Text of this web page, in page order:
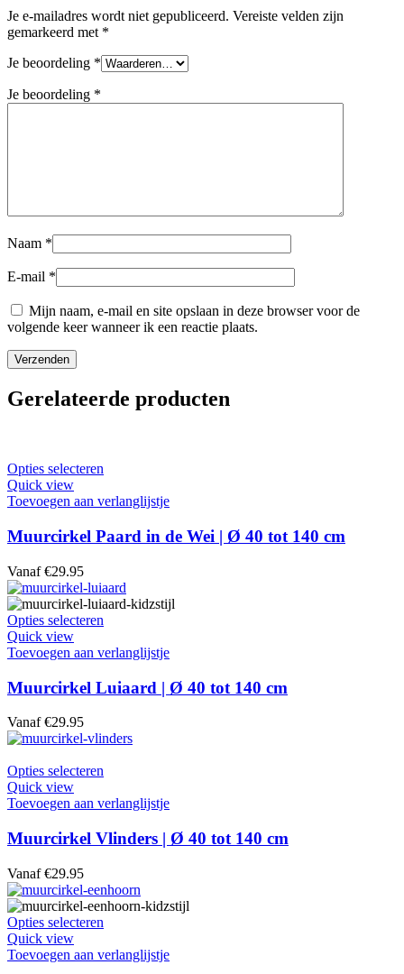
Je e-mailadres wordt niet gepubliceerd. Vereiste velden zijn
gemarkeerd met *
Je beoordeling *
Je beoordeling *
Naam *
E-mail *
Mijn naam, e-mail en site opslaan in deze browser voor de
volgende keer wanneer ik een reactie plaats.
Gerelateerde producten
Opties selecteren
heeft
variaties.
Deze
kan
gekozen
worden
op
de
productpagina
Quick view
Toevoegen aan verlanglijstje
Muurcirkel Paard in de Wei | Ø 40 tot 140 cm
Vanaf €29.95
Opties selecteren
heeft
variaties.
Deze
kan
gekozen
op
de
productpagina
Quick view
Toevoegen aan verlanglijstje
Muurcirkel Luiaard | Ø 40 tot 140 cm
Vanaf €29.95
Opties selecteren
heeft
variaties.
Deze
kan
gekozen
worden
op
de
productpagina
Quick view
Toevoegen aan verlanglijstje
Muurcirkel Vlinders | Ø 40 tot 140 cm
Vanaf €29.95
Opties selecteren
heeft
Quick view
Toevoegen aan verlanglijstje